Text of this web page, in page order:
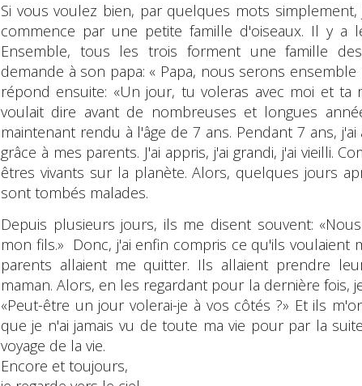
Si vous voulez bien, par quelques mots
commence par une petite famille d'oiseaux. Il y a
Ensemble, tous les trois forment une famille
demande à son papa: « Papa, nous serons
répond ensuite: «Un jour, tu voleras avec moi et ta
voulait dire avant de nombreuses et longues
maintenant rendu à l'âge de 7 ans. Pendant 7 ans,
grâce à mes parents. J'ai appris, j'ai grandi, j'ai vieilli.
êtres vivants sur la planète. Alors, quelques jours
sont tombés malades.
Depuis plusieurs jours, ils me disent souvent:
mon fils.» Donc, j'ai enfin compris ce qu'ils voulaient
parents allaient me quitter. Ils allaient prendre
maman. Alors, en les regardant pour la dernière fois,
«Peut-être un jour volerai-je à vos côtés ?» Et ils
que je n'ai jamais vu de toute ma vie pour par la
voyage de la vie.
Encore et toujours,